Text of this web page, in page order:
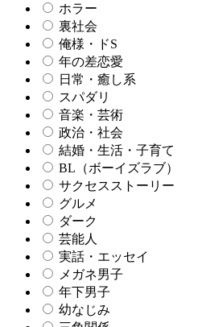
ホラー
裏社会
俺様・ドS
年の差恋愛
日常・癒し系
スパダリ
音楽・芸術
政治・社会
結婚・生活・子育て
BL（ボーイズラブ）
サクセスストーリー
グルメ
ダーク
芸能人
実話・エッセイ
メガネ男子
年下男子
幼なじみ